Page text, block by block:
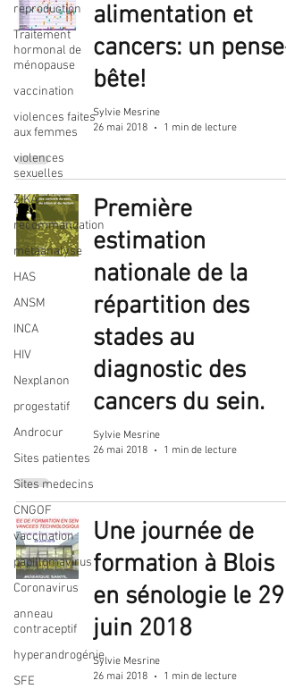
reproduction
Traitement
hormonal de
ménopause
vaccination
violences faites
aux femmes
violences
sexuelles
ZIKA
recommandation
métaanalyse
HAS
ANSM
INCA
HIV
Nexplanon
progestatif
Androcur
Sites patientes
Sites medecins
CNGOF
vaccination
papillomavirus
Coronavirus
anneau
contraceptif
hyperandrogénie
SFE
alimentation et
cancers: un pense-
bête!
Sylvie Mesrine
26 mai 2018
1 min de lecture
Première
estimation
nationale de la
répartition des
stades au
diagnostic des
cancers du sein.
Sylvie Mesrine
26 mai 2018
1 min de lecture
Une journée de
formation à Blois
en sénologie le 29
juin 2018
Sylvie Mesrine
26 mai 2018
1 min de lecture